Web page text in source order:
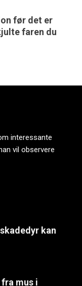
før det er
faren du
interessante
vil observere
kan
mus i